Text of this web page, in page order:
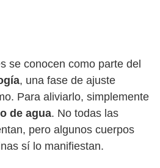
se conocen como parte del
, una fase de ajuste
Para aliviarlo, simplemente
de agua. No todas las
pero algunos cuerpos
sí lo manifiestan.